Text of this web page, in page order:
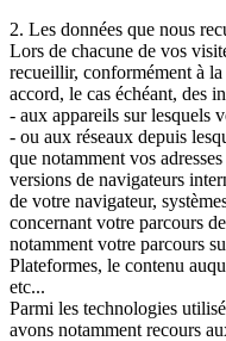
2. Les données que nous
Lors de chacune de vos
recueillir, conformément à
accord, le cas échéant, des
- aux appareils sur lesquels
- ou aux réseaux depuis
que notamment vos
versions de navigateurs
de votre navigateur,
concernant votre parcours
notamment votre parcours
Plateformes, le contenu
etc...
Parmi les technologies
avons notamment recours